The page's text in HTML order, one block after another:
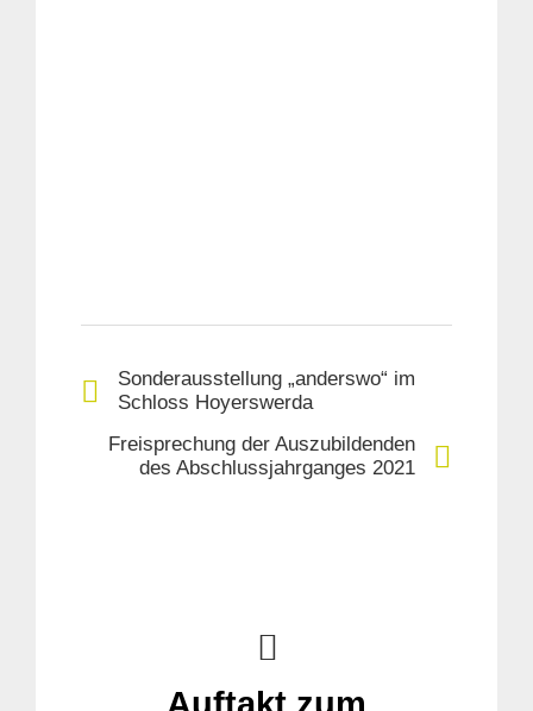
Sonderausstellung „anderswo“ im
Schloss Hoyerswerda
Freisprechung der Auszubildenden
des Abschlussjahrganges 2021